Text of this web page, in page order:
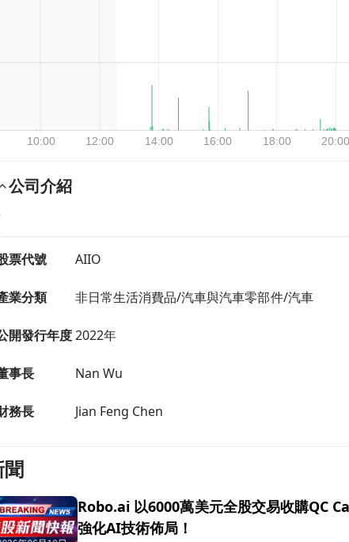
公司介紹
票代號 AIIO
業分類 非日常生活消費品/汽車與汽車零部件/汽車
開發行年度2022年
事長 Nan Wu
務長 Jian Feng Chen
聞
Robo.ai 以6000萬美元全股交易收購QC
強化AI技術佈局！